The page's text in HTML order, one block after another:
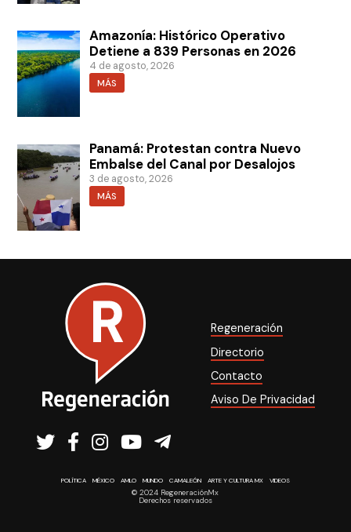
Amazonía: Histórico Operativo
Detiene a 839 Personas en 2026
4 de agosto, 2026
MÁS
Panamá: Protestan contra Nuevo
Embalse del Canal por Desalojos
3 de agosto, 2026
MÁS
Regeneración
Directorio
Contacto
Aviso De Privacidad
POLÍTICA MÉXICO AMLO MUNDO CAMALEÓN ARTE Y CULTURA MX VIDEOS
© 2024 RegeneraciónMx
Derechos reservados